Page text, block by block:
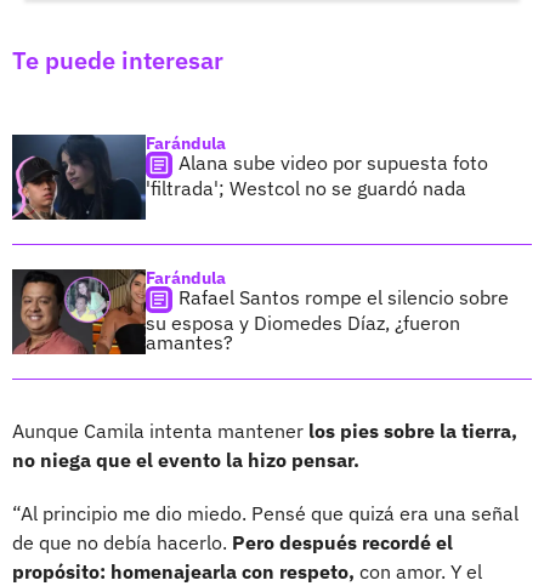
Te puede interesar
Farándula
Alana sube video por supuesta foto
'filtrada'; Westcol no se guardó nada
Farándula
Rafael Santos rompe el silencio sobre
su esposa y Diomedes Díaz, ¿fueron
amantes?
Aunque Camila intenta mantener los pies sobre la tierra,
no niega que el evento la hizo pensar.
“Al principio me dio miedo. Pensé que quizá era una señal
de que no debía hacerlo. Pero después recordé el
propósito: homenajearla con respeto, con amor. Y el